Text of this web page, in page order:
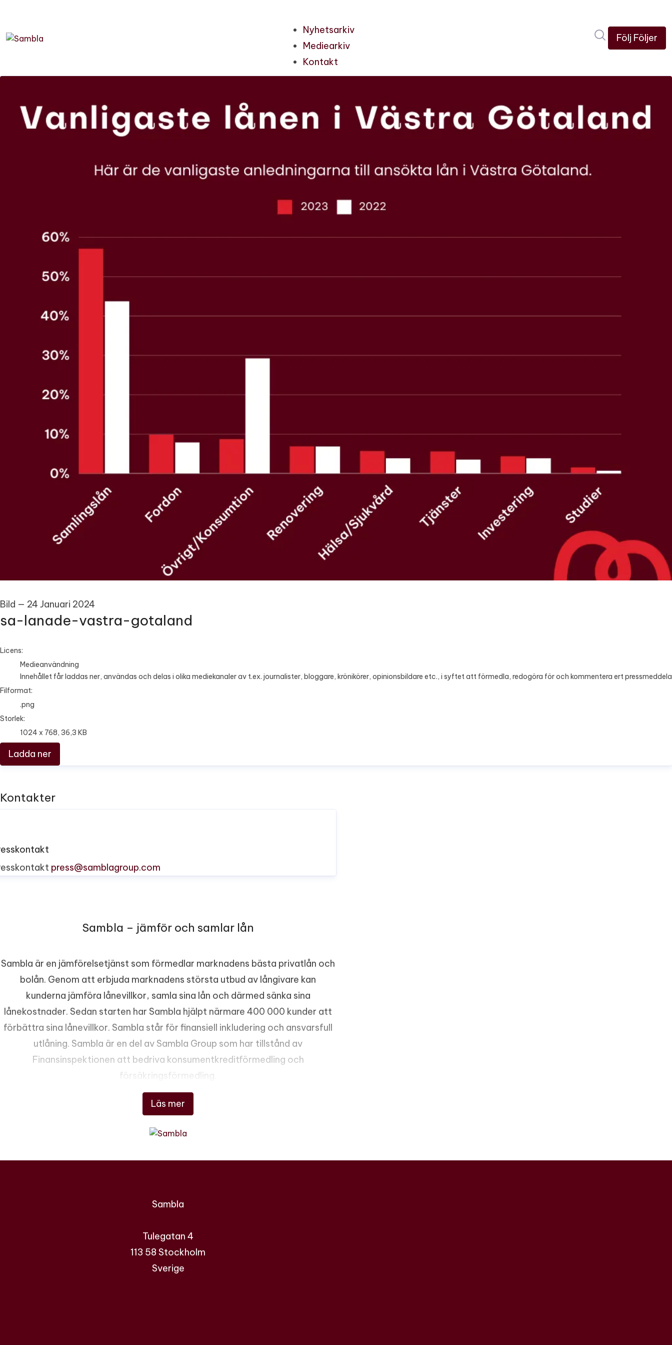
Nyhetsarkiv
Mediearkiv
Kontakt
Sök i
Följ Följer
Bild — 24 Januari 2024
sa-lanade-vastra-gotaland
go to media item
Licens:
Medieanvändning
Innehållet får laddas ner, användas och delas i olika mediekanaler av t.ex. journalister, bloggare, krönikörer, opinionsbildare etc., i syftet att förmedla, redogöra för och kommentera ert
Filformat:
.png
Storlek:
1024 x 768, 36,3 KB
Ladda ner
Kontakter
press@samblagroup.com
Sambla – jämför och samlar lån
Läs mer
Sambla är en jämförelsetjänst som förmedlar marknadens bästa privatlån och
bolån. Genom att erbjuda marknadens största utbud av långivare kan
kunderna jämföra lånevillkor, samla sina lån och därmed sänka sina
lånekostnader. Sedan starten har Sambla hjälpt närmare 400 000 kunder att
förbättra sina lånevillkor. Sambla står för finansiell inkludering och ansvarsfull
utlåning. Sambla är en del av Sambla Group som har tillstånd av
Finansinspektionen att bedriva konsumentkreditförmedling och
försäkringsförmedling.
Sambla
Tulegatan 4
113 58 Stockholm
Sverige